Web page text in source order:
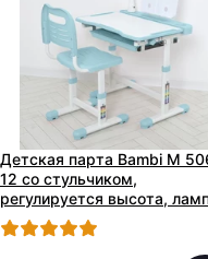
Детская парта Bambi M
12 со стульчиком,
регулируется высота,
светло-голубая